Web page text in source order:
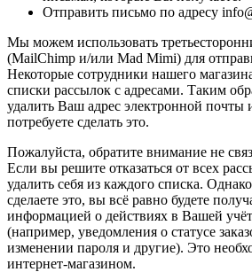
Отправить письмо по адресу
Мы можем использовать
(MailChimp и/или Mad Mimi) для
Некоторые сотрудники нашего
списки рассылок с адресами. Таким
удалить Ваш адрес электронной почты
потребуете сделать это.
Пожалуйста, обратите внимание не
Если вы решите отказаться от всех
удалить себя из каждого списка.
сделаете это, вы всё равно будете
информацией о действиях в Вашей
(например, уведомления о статусе
изменении пароля и другие). Это
интернет-магазином.